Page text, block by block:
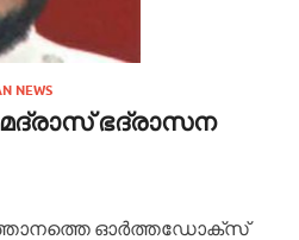
NEWS
മദ്രാസ് ഭദ്രാസന
ഓർത്തഡോക്സ്